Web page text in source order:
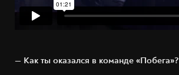
— Как ты оказался в команде «Побега»?